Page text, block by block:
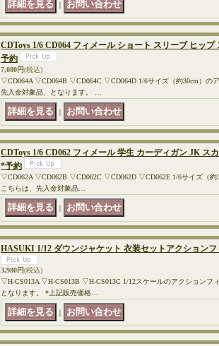
｜
CDToys 1/6 CD064 フィメール ショート スリーブ ヒッ
予約
7,080円(税込)
▽CD064A ▽CD064B ▽CD064C ▽CD064D 1/6サイズ（約30cm）の
先入金対象品、となります。 …
｜
CDToys 1/6 CD062 フィメール 学生 カーディガン JK ス
*予約
▽CD062A ▽CD062B ▽CD062C ▽CD062D ▽CD062E 1/6サイズ（約
こちらは、先入金対象品…
｜
HASUKI 1/12 ダウンジャケット 衣装セットアクション
3,980円(税込)
▽H-CS013A ▽H-CS013B ▽H-CS013C 1/12スケールのアクションフ
となります。 *上記販売価格…
｜